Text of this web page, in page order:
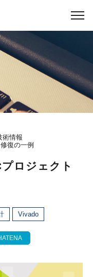
術情報
復の一例
ロジェクト
Vivado